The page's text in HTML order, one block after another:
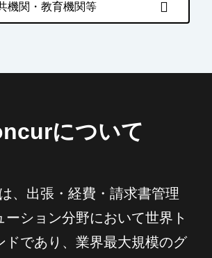
機関・教育機関等
について
、出張・経費・請求書管理
ーション分野において世界ト
ドであり、業界最大規模のグ